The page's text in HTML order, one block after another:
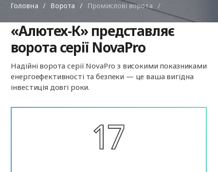
Головна Ворота Промислові ворота
«Алютех-К» представляє
ворота серії NovaPro
Надійні ворота серії NovaPro з високими показниками
енергоефективності та безпеки — це ваша вигідна
інвестиція довгі роки.